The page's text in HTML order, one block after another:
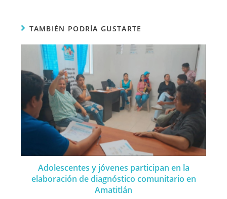
TAMBIÉN PODRÍA GUSTARTE
Adolescentes y jóvenes participan en la
elaboración de diagnóstico comunitario en
Amatitlán